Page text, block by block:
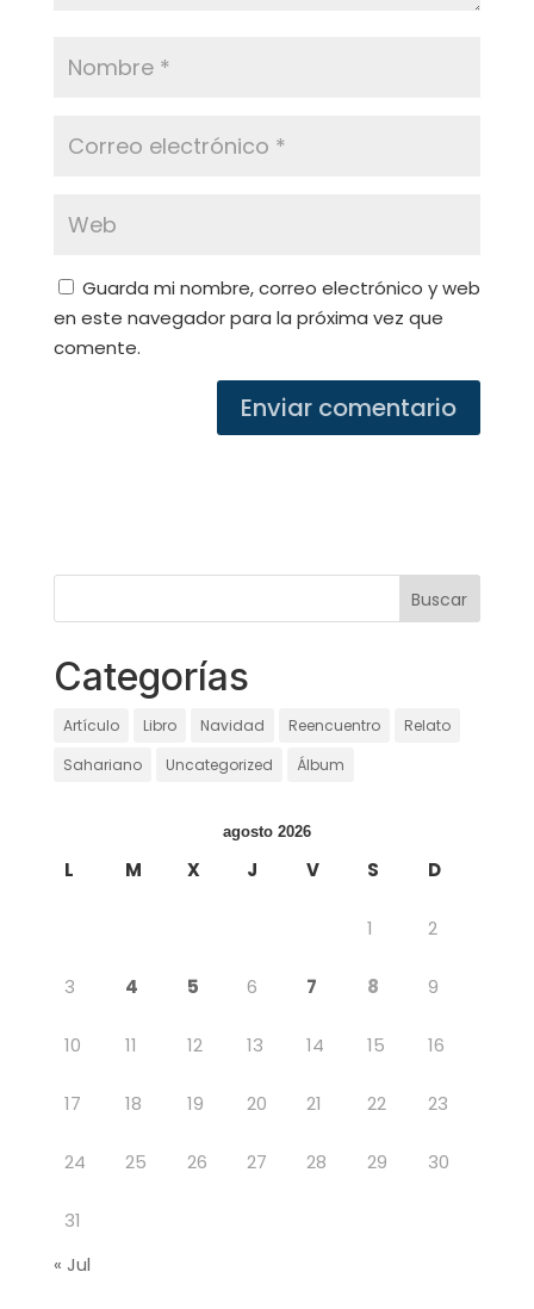
Guarda mi nombre, correo electrónico y web
en este navegador para la próxima vez que
comente.
Categorías
Artículo Libro Navidad Reencuentro
Relato
Sahariano
Uncategorized Álbum
agosto 2026
L M X J V S D
1 2
3 4 5 6 7 8 9
10 11 12 13 14 15 16
17 18 19 20 21 22 23
24 25 26 27 28 29 30
31
« Jul